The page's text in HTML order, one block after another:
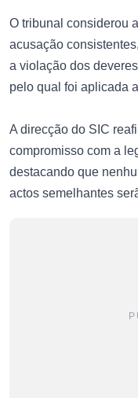
O tribunal considerou
acusação
a violação dos
pelo qual foi aplicada
A direcção do SIC
compromisso com a
destacando que
actos semelhantes